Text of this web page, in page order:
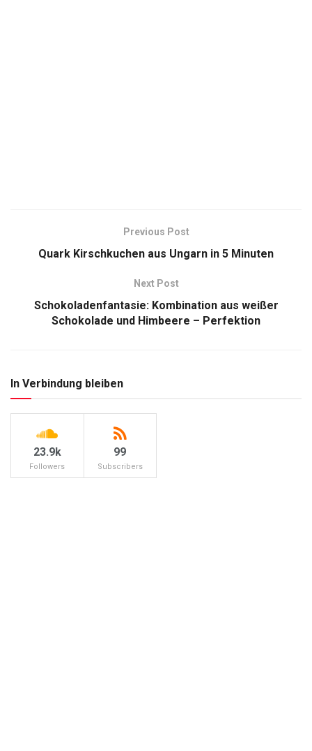
Previous Post
Quark Kirschkuchen aus Ungarn in 5 Minuten
Next Post
Schokoladenfantasie: Kombination aus weißer
Schokolade und Himbeere – Perfektion
In Verbindung bleiben
23.9k
Followers
99
Subscribers